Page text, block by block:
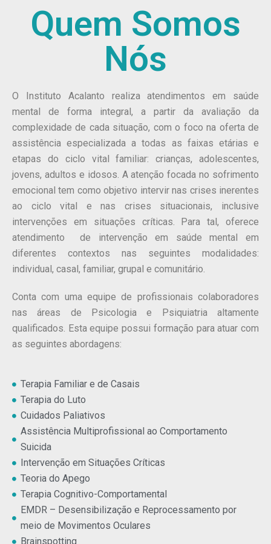
Quem Somos
Nós
O Instituto Acalanto realiza atendimentos em saúde
mental de forma integral, a partir da avaliação da
complexidade de cada situação, com o foco na oferta de
assistência especializada a todas as faixas etárias e
etapas do ciclo vital familiar: crianças, adolescentes,
jovens, adultos e idosos. A atenção focada no sofrimento
emocional tem como objetivo intervir nas crises inerentes
ao ciclo vital e nas crises situacionais, inclusive
intervenções em situações críticas. Para tal, oferece
atendimento de intervenção em saúde mental em
diferentes contextos nas seguintes modalidades:
individual, casal, familiar, grupal e comunitário.
Conta com uma equipe de profissionais colaboradores
nas áreas de Psicologia e Psiquiatria altamente
qualificados. Esta equipe possui formação para atuar com
as seguintes abordagens:
Terapia Familiar e de Casais
Terapia do Luto
Cuidados Paliativos
Assistência Multiprofissional ao Comportamento
Suicida
Intervenção em Situações Críticas
Teoria do Apego
Terapia Cognitivo-Comportamental
EMDR – Desensibilização e Reprocessamento por
meio de Movimentos Oculares
Brainspotting